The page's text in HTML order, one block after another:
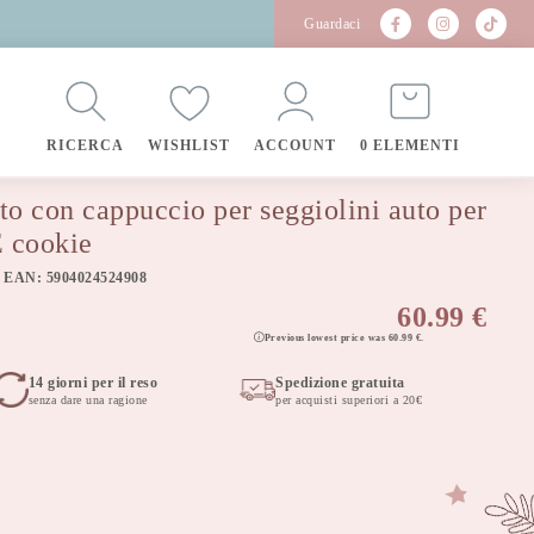
Guardaci
RICERCA WISHLIST ACCOUNT 0 ELEMENTI
con cappuccio per seggiolini auto per
cookie
5904024524908
60.99€
Previous lowest price was 60.99 €.
14 giorni per il reso
senza dare una ragione
Spedizione gratuita
per acquisti superiori a 20€